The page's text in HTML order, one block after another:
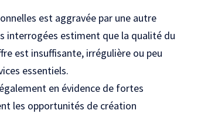
est aggravée par une autre
interrogées estiment que la qualité du
est insuffisante, irrégulière ou peu
essentiels.
en évidence de fortes
les opportunités de création